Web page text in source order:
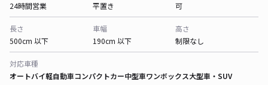
24時間営業
平置き
可
長さ
500cm 以下
車幅
190cm 以下
高さ
制限なし
対応車種
オートバイ軽自動車コンパクトカー中型車ワンボックス大型車・SUV